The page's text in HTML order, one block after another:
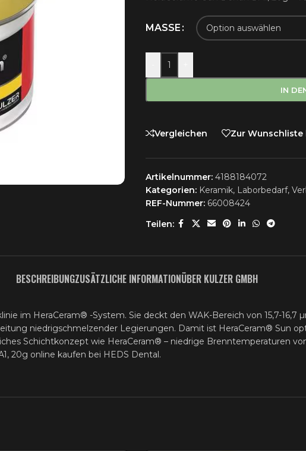
MASSE
IN
Vergleichen Zur Wunschliste
Artikelnummer: 4188184072
Kategorien: Keramik, Laborbedarf,
REF-Nummer: 66008424
Teilen:
BESCHREIBUNGZUSÄTZLICHE INFORMATIONÜBER KULZER GMBH
im HeraCeram® -System. Sie deckt den WAK-Bereich von 15,7-
niedrigschmelzender Legierungen. Damit ist HeraCeram® Sun
Schichtkonzept wie HeraCeram® – niedrige Brenntemperaturen
20g online kaufen bei HEDS Dental.